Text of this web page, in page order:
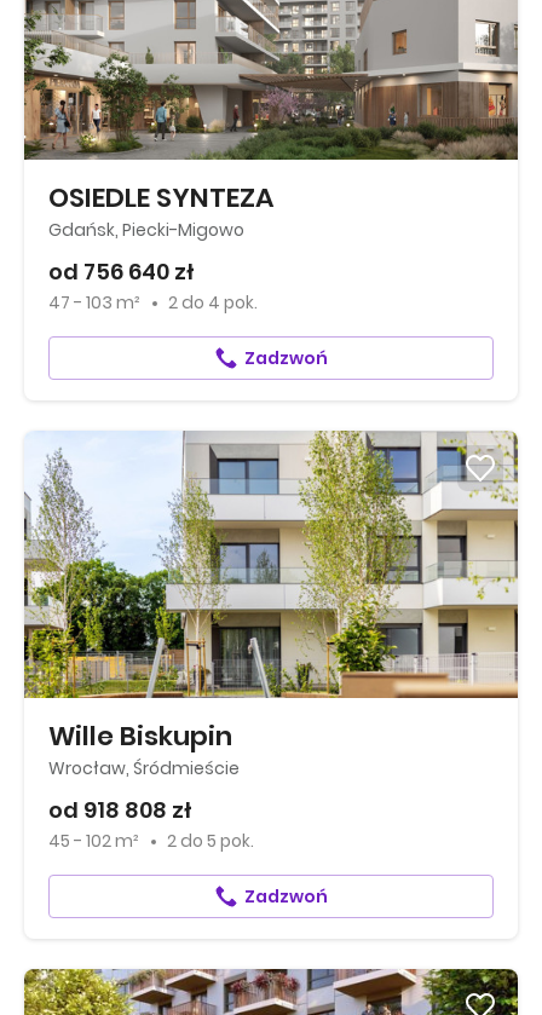
OSIEDLE SYNTEZA
Gdańsk, Piecki-Migowo
od 756 640 zł
47 - 103 m² 2 do 4 pok.
Zadzwoń
Wille Biskupin
Wrocław, Śródmieście
od 918 808 zł
45 - 102 m² 2 do 5 pok.
Zadzwoń